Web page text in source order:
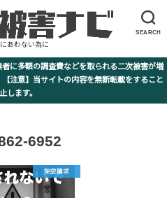
SEARCH
あわない為に
に多額の調査費などを取られる二次被害が増
】当サイトの内容を無断転載をすること
します。
6952
架空請求